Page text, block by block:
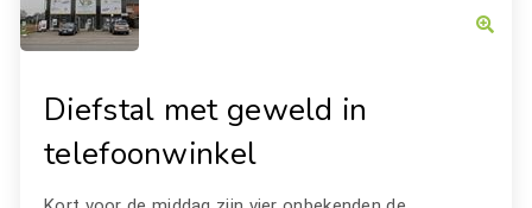
Diefstal met geweld in
telefoonwinkel